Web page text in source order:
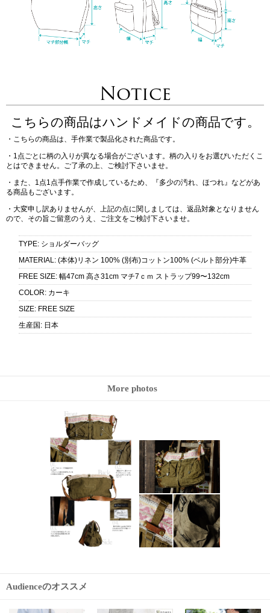
Notice
こちらの商品はハンドメイドの商品です。
・こちらの商品は、手作業で製品化された商品です。
・1点ごとに柄の入りが異なる場合がございます。柄の入りをお選びいただくこ
とはできません。ご了承の上、ご検討下さいませ。
・また、1点1点手作業で作成しているため、『多少の汚れ、ほつれ』などがあ
る商品もございます。
・大変申し訳ありませんが、上記の点に関しましては、返品対象となりません
ので、その旨ご留意のうえ、ご注文をご検討下さいませ。
TYPE: ショルダーバッグ
MATERIAL: (本体)リネン 100% (別布)コットン100% (ベルト部分)牛革
FREE SIZE: 幅47cm 高さ31cm マチ7ｃｍ ストラップ99〜132cm
COLOR: カーキ
SIZE: FREE SIZE
生産国 : 日本
More photos
Audienceのオススメ